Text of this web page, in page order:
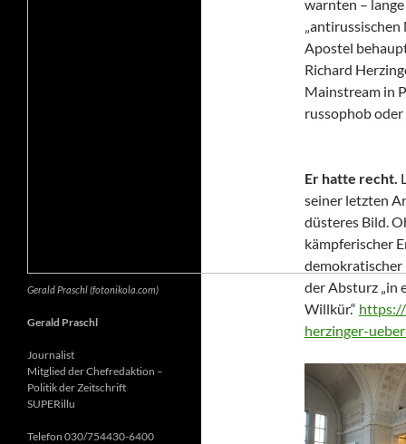
warnten –
„antirussischen
Apostel
Richard
Mainstream in
russophob
Er hatte recht.
seiner letzten
düsteres Bild.
kämpferischer
demokratischer
der Absturz „in
Willkür.“
herzinger-
Gerald Praschl (fotonikola.com)
Gerald Praschl
Journalist
Mitglied der Chefredaktion –
Politik der Zeitschrift
SUPERillu
Telefon 030/754430-6400